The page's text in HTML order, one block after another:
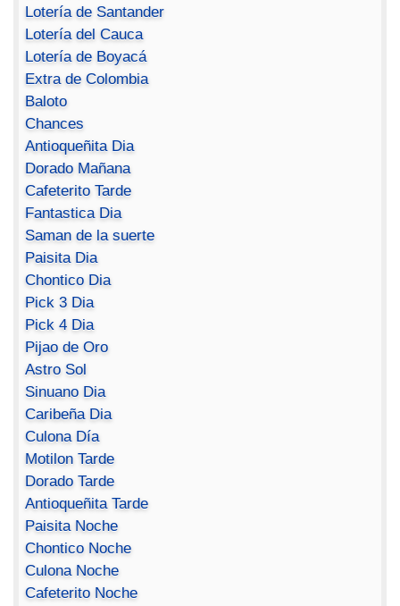
Lotería de Santander
Lotería del Cauca
Lotería de Boyacá
Extra de Colombia
Baloto
Chances
Antioqueñita Dia
Dorado Mañana
Cafeterito Tarde
Fantastica Dia
Saman de la suerte
Paisita Dia
Chontico Dia
Pick 3 Dia
Pick 4 Dia
Pijao de Oro
Astro Sol
Sinuano Dia
Caribeña Dia
Culona Día
Motilon Tarde
Dorado Tarde
Antioqueñita Tarde
Paisita Noche
Chontico Noche
Culona Noche
Cafeterito Noche